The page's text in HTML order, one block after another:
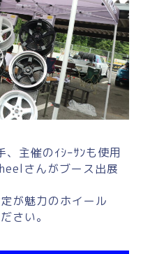
主催のｲｼｰｻﾝも使用
さんがブース出展
が魅力のホイール
さい。